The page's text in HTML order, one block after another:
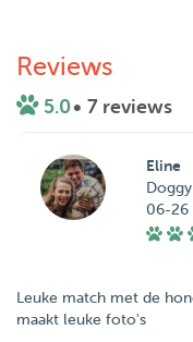
Reviews
5.0• 7 reviews
Eline
06-26
Leuke match met de
maakt leuke foto's